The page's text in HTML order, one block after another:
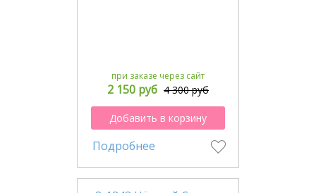
при заказе через сайт
2 150 руб 4 300 руб
Добавить в корзину
Подробнее